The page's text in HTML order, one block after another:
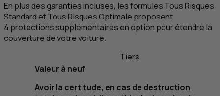
En plus des garanties incluses, les formules Tous Risques
Standard et Tous Risques Optimale proposent
4 protections supplémentaires en option pour étendre la
couverture de votre voiture.
Tiers
Valeur à neuf
Avoir la certitude, en cas de destruction